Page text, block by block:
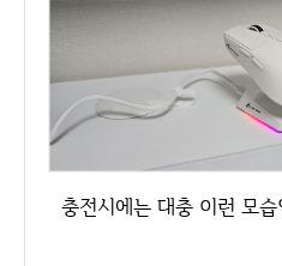
충전시에는 대충 이런 모